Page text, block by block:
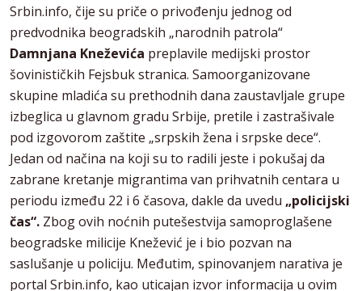
Srbin.info, čije su priče o privođenju jednog od
predvodnika beogradskih „narodnih patrola“
Damnjana Kneževića preplavile medijski prostor
šovinističkih Fejsbuk stranica. Samoorganizovane
skupine mladića su prethodnih dana zaustavljale grupe
izbeglica u glavnom gradu Srbije, pretile i zastrašivale
pod izgovorom zaštite „srpskih žena i srpske dece“.
Jedan od načina na koji su to radili jeste i pokušaj da
zabrane kretanje migrantima van prihvatnih centara u
periodu između 22 i 6 časova, dakle da uvedu „policijski
čas“. Zbog ovih noćnih putešestvija samoproglašene
beogradske milicije Knežević je i bio pozvan na
saslušanje u policiju. Međutim, spinovanjem narativa je
portal Srbin.info, kao uticajan izvor informacija u ovim